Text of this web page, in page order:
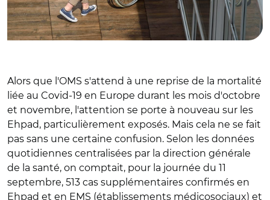
Alors que l'OMS s'attend à une reprise de la mortalité
liée au Covid-19 en Europe durant les mois d'octobre
et novembre, l'attention se porte à nouveau sur les
Ehpad, particulièrement exposés. Mais cela ne se fait
pas sans une certaine confusion. Selon les données
quotidiennes centralisées par la direction générale
de la santé, on comptait, pour la journée du 11
septembre, 513 cas supplémentaires confirmés en
Ehpad et en EMS (établissements médicosociaux) et